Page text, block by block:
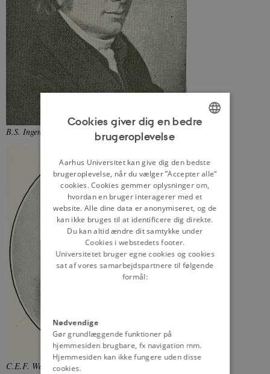
B.S. Ingemann. Fra: Danmarks Riges Historie (1896-1907)
C.E.F. Weyse.Fra: Danmarks Riges Historie (1896-1907)
DANISH
Cookies giver dig en bedre
brugeroplevelse
Aarhus Universitet kan give dig den bedste
brugeroplevelse, når du vælger ”Accepter alle”
cookies. Cookies gemmer oplysninger om,
hvordan en bruger interagerer med et
website. Alle dine data er anonymiseret, og de
kan ikke bruges til at identificere dig direkte.
Du kan altid ændre dit samtykke under
Cookies i webstedets footer.
Universitetet bruger egne cookies og cookies
sat af vores samarbejdspartnere til følgende
formål:
Nødvendige
Gør grundlæggende funktioner på
hjemmesiden brugbare, fx navigation mm.
Hjemmesiden kan ikke fungere uden disse
cookies.